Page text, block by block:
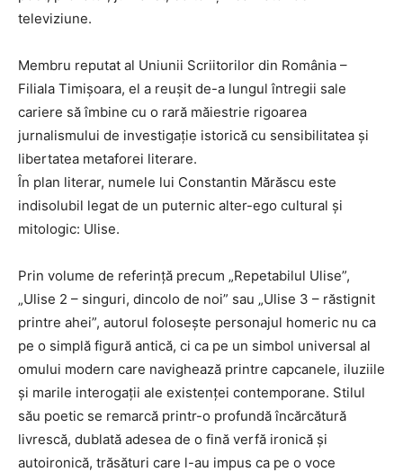
televiziune.
Membru reputat al Uniunii Scriitorilor din România –
Filiala Timișoara, el a reușit de-a lungul întregii sale
cariere să îmbine cu o rară măiestrie rigoarea
jurnalismului de investigație istorică cu sensibilitatea și
libertatea metaforei literare.
În plan literar, numele lui Constantin Mărăscu este
indisolubil legat de un puternic alter-ego cultural și
mitologic: Ulise.
Prin volume de referință precum „Repetabilul Ulise”,
„Ulise 2 – singuri, dincolo de noi” sau „Ulise 3 – răstignit
printre ahei”, autorul folosește personajul homeric nu ca
pe o simplă figură antică, ci ca pe un simbol universal al
omului modern care navighează printre capcanele, iluziile
și marile interogații ale existenței contemporane. Stilul
său poetic se remarcă printr-o profundă încărcătură
livrescă, dublată adesea de o fină verfă ironică și
autoironică, trăsături care l-au impus ca pe o voce